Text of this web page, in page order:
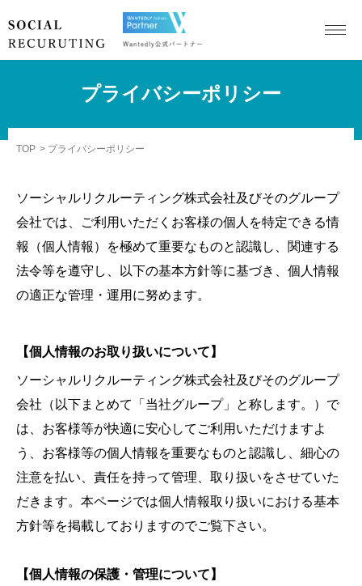
プライバシーポリシー
TOP プライバシーポリシー
ソーシャルリクルーティング株式会社及びそのグループ
会社では、ご利用いただくお客様の個人を特定できる情
報（個人情報）を極めて重要なものと認識し、関連する
法令等を遵守し、以下の基本方針等に基づき、個人情報
の適正な管理・運用に努めます。
【個人情報のお取り扱いについて】
ソーシャルリクルーティング株式会社及びそのグループ
会社（以下まとめて「当社グループ」と称します。）で
は、お客様等が快適に安心してご利用いただけますよ
う、お客様等の個人情報を重要なものと認識し、細心の
注意を払い、責任を持って管理、取り扱いをさせていた
だきます。本ページでは個人情報取り扱いにおける基本
方針等を掲載しておりますのでご覧下さい。
【個人情報の保護・管理について】